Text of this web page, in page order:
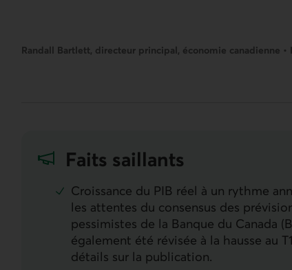
Randall Bartlett, directeur principal, économie canadienne •
Faits saillants
Croissance du PIB réel à un rythme
les attentes du consensus des
pessimistes de la Banque du Canada (
également été révisée à la hausse au
détails sur la publication.